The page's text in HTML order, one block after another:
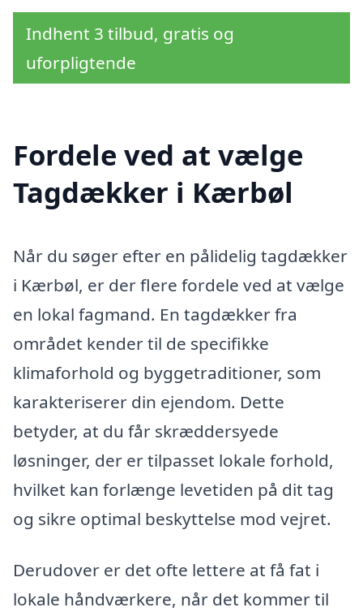
Indhent 3 tilbud, gratis og
uforpligtende
Fordele ved at vælge
Tagdækker i Kærbøl
Når du søger efter en pålidelig tagdækker
i Kærbøl, er der flere fordele ved at vælge
en lokal fagmand. En tagdækker fra
området kender til de specifikke
klimaforhold og byggetraditioner, som
karakteriserer din ejendom. Dette
betyder, at du får skræddersyede
løsninger, der er tilpasset lokale forhold,
hvilket kan forlænge levetiden på dit tag
og sikre optimal beskyttelse mod vejret.
Derudover er det ofte lettere at få fat i
lokale håndværkere, når det kommer til